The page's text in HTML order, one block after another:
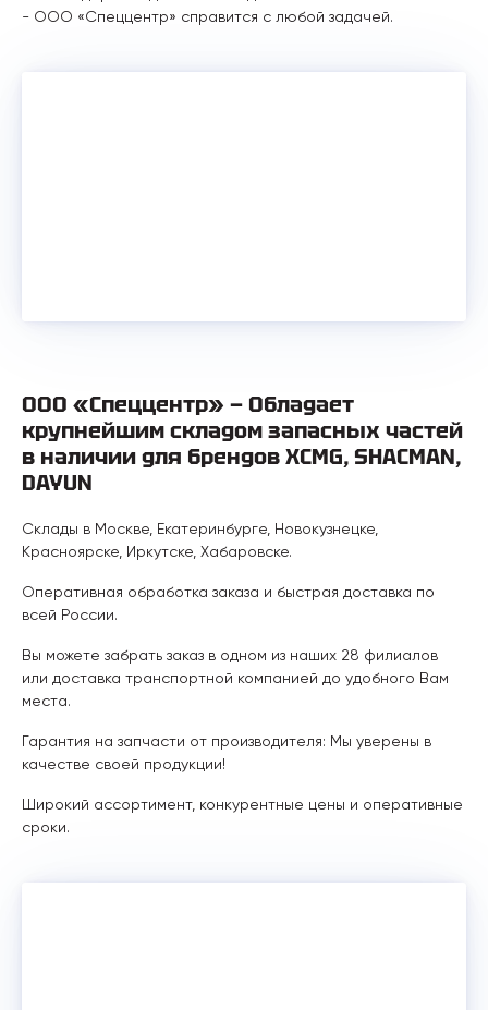
- ООО «Спеццентр» справится с любой задачей.
ООО «Спеццентр» — Обладает
крупнейшим складом запасных частей
в наличии для брендов XCMG, SHACMAN,
DAYUN
Склады в Москве, Екатеринбурге, Новокузнецке,
Красноярске, Иркутске, Хабаровске.
Оперативная обработка заказа и быстрая доставка по
всей России.
Вы можете забрать заказ в одном из наших 28 филиалов
или доставка транспортной компанией до удобного Вам
места.
Гарантия на запчасти от производителя: Мы уверены в
качестве своей продукции!
Широкий ассортимент, конкурентные цены и оперативные
сроки.